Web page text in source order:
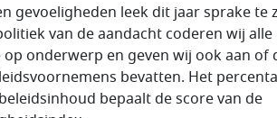
gevoeligheden leek dit jaar sprake te
van de aandacht coderen wij alle
onderwerp en geven wij ook aan of
bevatten. Het
bepaalt de score van de